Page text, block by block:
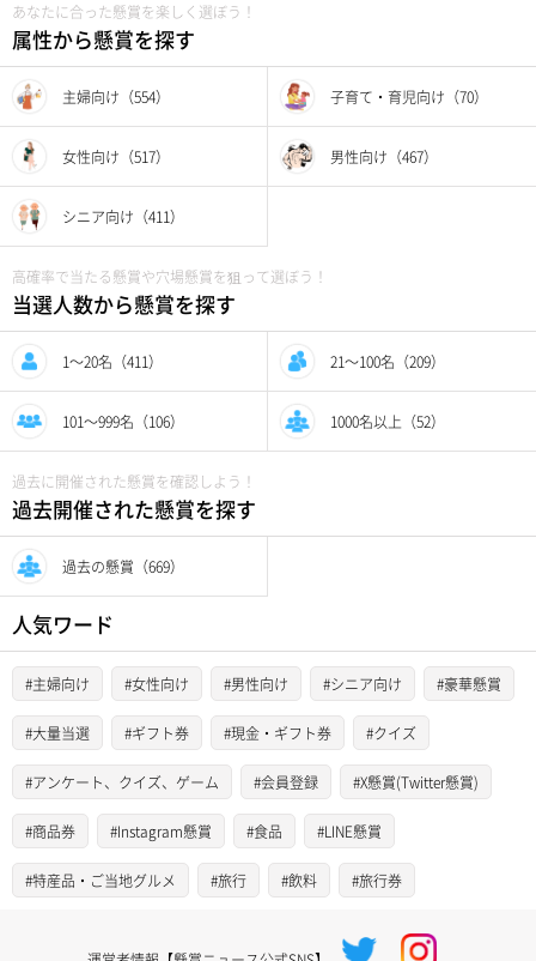
あなたに合った懸賞を楽しく選ぼう！
属性から懸賞を探す
主婦向け（554） 子育て・育児向け（70）
女性向け（517） 男性向け（467）
シニア向け（411）
高確率で当たる懸賞や穴場懸賞を狙って選ぼう！
当選人数から懸賞を探す
1〜20名（411） 21〜100名（209）
101〜999名（106） 1000名以上（52）
過去に開催された懸賞を確認しよう！
過去開催された懸賞を探す
過去の懸賞（669）
人気ワード
#主婦向け #女性向け #男性向け #シニア向け #豪華懸賞
#大量当選 #ギフト券 #現金・ギフト券 #クイズ
#アンケート、クイズ、ゲーム #会員登録 #X懸賞(Twitter懸賞)
#商品券 #Instagram懸賞 #食品 #LINE懸賞
#特産品・ご当地グルメ #旅行 #飲料 #旅行券